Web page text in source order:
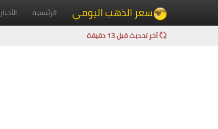
سعر الذهب اليومي الرئيسية الأخبار
آخر تحديث قبل 13 دقيقة